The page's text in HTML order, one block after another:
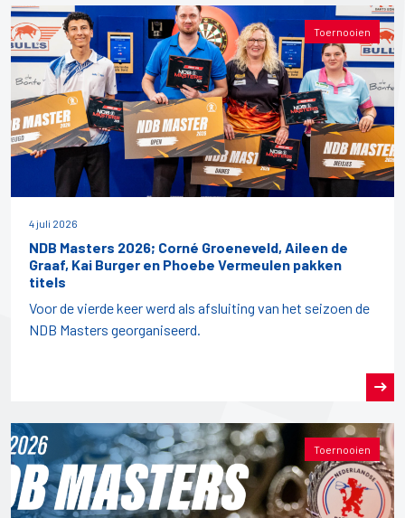
Toernooien
4 juli 2026
NDB Masters 2026; Corné Groeneveld, Aileen de
Graaf, Kai Burger en Phoebe Vermeulen pakken
titels
Voor de vierde keer werd als afsluiting van het seizoen de
NDB Masters georganiseerd.
Toernooien